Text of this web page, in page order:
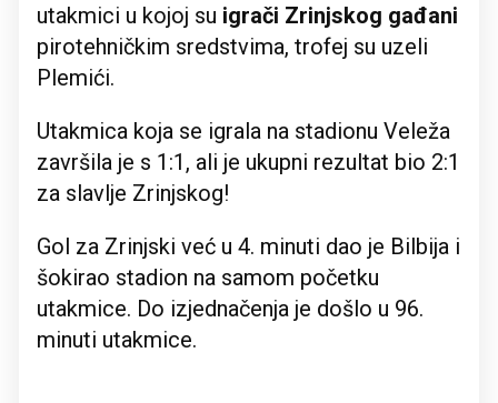
utakmici u kojoj su igrači Zrinjskog gađani
pirotehničkim sredstvima, trofej su uzeli
Plemići.
Utakmica koja se igrala na stadionu Veleža
završila je s 1:1, ali je ukupni rezultat bio 2:1
za slavlje Zrinjskog!
Gol za Zrinjski već u 4. minuti dao je Bilbija i
šokirao stadion na samom početku
utakmice. Do izjednačenja je došlo u 96.
minuti utakmice.